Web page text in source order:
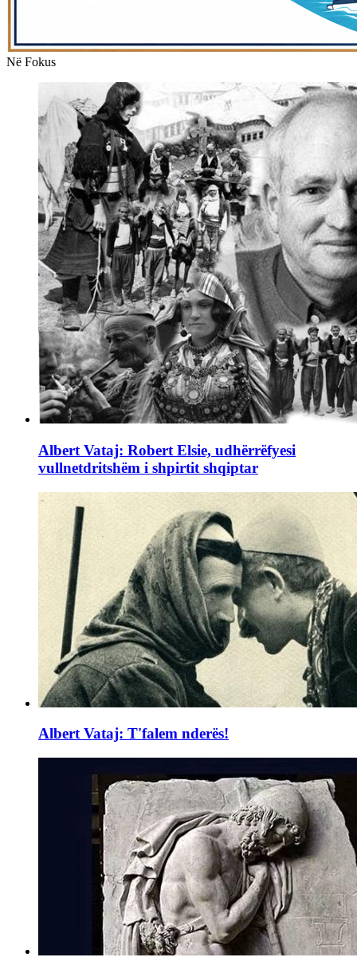
Në Fokus
Albert Vataj: Robert Elsie, udhërrëfyesi
vullnetdritshëm i shpirtit shqiptar
Albert Vataj: T'falem nderës!